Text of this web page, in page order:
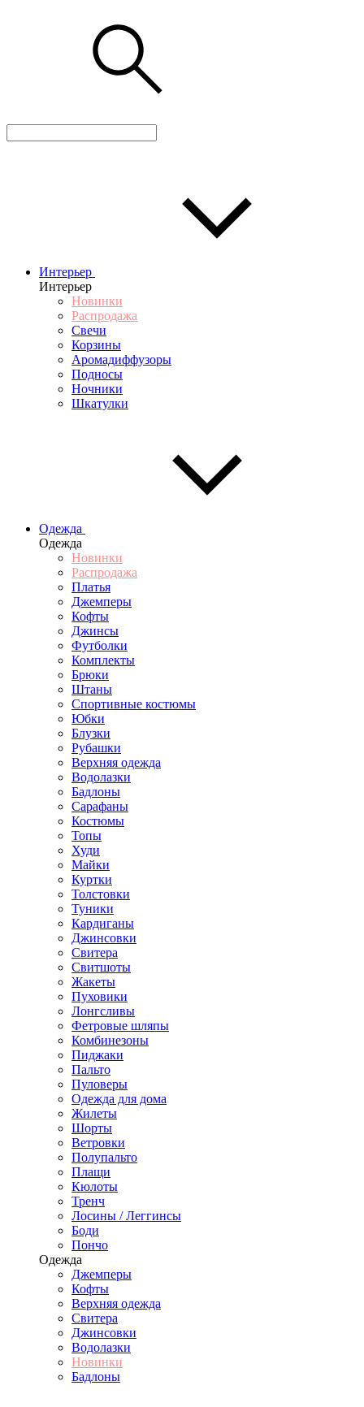
Интерьер
Интерьер
Новинки
Распродажа
Свечи
Корзины
Аромадиффузоры
Подносы
Ночники
Шкатулки
Одежда
Одежда
Новинки
Распродажа
Платья
Джемперы
Кофты
Джинсы
Футболки
Комплекты
Брюки
Штаны
Спортивные костюмы
Юбки
Блузки
Рубашки
Верхняя одежда
Водолазки
Бадлоны
Сарафаны
Костюмы
Топы
Худи
Майки
Куртки
Толстовки
Туники
Кардиганы
Джинсовки
Свитера
Свитшоты
Жакеты
Пуховики
Лонгсливы
Фетровые шляпы
Комбинезоны
Пиджаки
Пальто
Пуловеры
Одежда для дома
Жилеты
Шорты
Ветровки
Полупальто
Плащи
Кюлоты
Тренч
Лосины / Леггинсы
Боди
Пончо
Одежда
Джемперы
Кофты
Верхняя одежда
Свитера
Джинсовки
Водолазки
Новинки
Бадлоны